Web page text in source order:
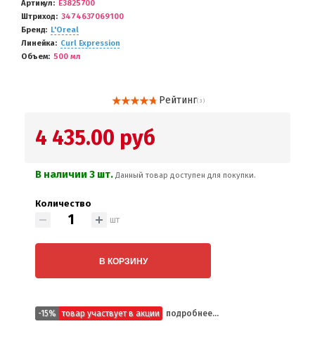
Артикул
E3825700
Штриход
3474637069100
Бренд
L'Oreal
Линейка
Curl Expression
Объем
500 мл
Рейтинг( 3 )
4 435.00 руб
В наличии 3 шт. Данный товар доступен для покупки.
Количество
шт
В КОРЗИНУ
-15% товар участвует в акции подробнее...